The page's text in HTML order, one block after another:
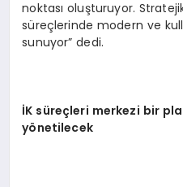
noktası oluşturuyor.
süreçlerinde modern ve
sunuyor” dedi.
İK süreçleri merkezi bir
yönetilecek